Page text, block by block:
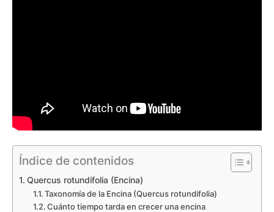
Índice de contenidos
Quercus rotundifolia (Encina)
Taxonomía de la Encina (Quercus rotundifolia)
Cuánto tiempo tarda en crecer una encina